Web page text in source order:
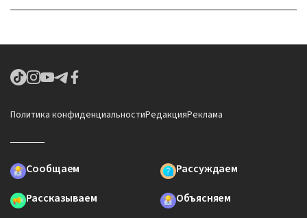
Политика конфиденциальностиРедакцияРеклама
Сообщаем
Рассуждаем
Рассказываем
Объясняем